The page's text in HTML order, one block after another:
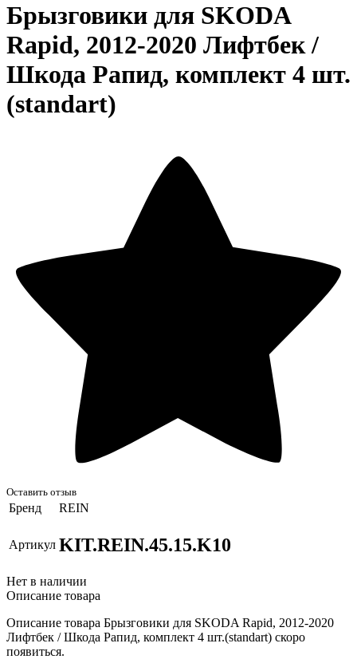
Брызговики для SKODA
Rapid, 2012-2020 Лифтбек /
Шкода Рапид, комплект 4 шт.
(standart)
Оставить отзыв
Бренд REIN
Артикул KIT.REIN.45.15.K10
Нет в наличии
Описание товара
Описание товара Брызговики для SKODA Rapid, 2012-2020
Лифтбек / Шкода Рапид, комплект 4 шт.(standart) скоро
появиться.